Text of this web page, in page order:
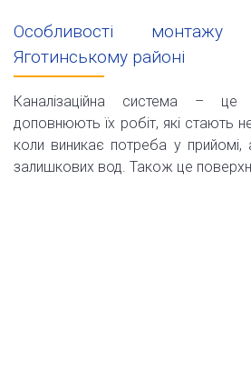
Особливості монтажу
Яготинському районі
Каналізаційна система – це
доповнюють їх робіт, які стають
коли виникає потреба у прийомі,
залишкових вод. Також це